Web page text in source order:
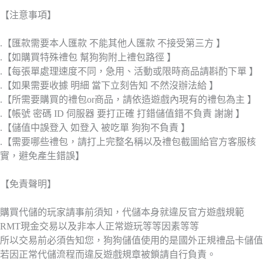
【注意事項】
.【匯款需要本人匯款 不能其他人匯款 不接受第三方 】
.【如購買特殊禮包 幫狗狗附上禮包路徑 】
.【每張單處理速度不同，急用、活動或限時商品請斟酌下單 】
.【如果需要收據 明細 當下立刻告知 不然沒辦法給 】
.【所需要購買的禮包or商品，請依造遊戲內現有的禮包為主 】
.【帳號 密碼 ID 伺服器 要打正確 打錯儲值錯不負責 謝謝 】
.【儲值中誤登入 如登入 被吃單 狗狗不負責 】
.【需要哪些禮包，請打上完整名稱以及禮包截圖給官方客服核
實，避免產生錯誤】
【免責聲明】
購買代儲的玩家請事前須知，代儲本身就違反官方遊戲規範
RMT現金交易以及非本人正常遊玩等等因素等等
所以交易前必須告知您，狗狗儲值使用的是國外正規禮品卡儲值
若因正常代儲流程而違反遊戲規章被鎖請自行負責。